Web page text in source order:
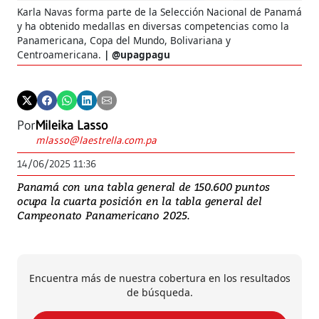
Karla Navas forma parte de la Selección Nacional de Panamá
y ha obtenido medallas en diversas competencias como la
Panamericana, Copa del Mundo, Bolivariana y
Centroamericana.
@upagpagu
PorMileika Lasso
mlasso@laestrella.com.pa
14/06/2025 11:36
Panamá con una tabla general de 150.600 puntos
ocupa la cuarta posición en la tabla general del
Campeonato Panamericano 2025.
Encuentra más de nuestra cobertura en los resultados
de búsqueda.